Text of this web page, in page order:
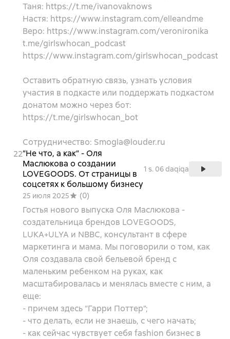
Таня: https://t.me/ivanovaknows
Настя: https://www.instagram.com/elleandme
Веро: https://www.instagram.com/veronironika
t.me/girlswhocan_podcast
https://www.instagram.com/girlswhocan_podcast
Оставить обратную связь, узнать условия
участия в подкасте или поддержать подкастом
донатом можно через бот:
https://t.me/girlswhocan_bot
Сотрудничество: Smogla@louder.ru
22“Не что, а как” - Оля
Маслюкова о создании
LOVEGOODS. От страницы в
соцсетях к большому бизнесу
1 s. 06 daqiqa
25 июля 2025 (0)
Гостья нового выпуска Оля Маслюкова -
создательница брендов LOVEGOODS,
LUKA+ULYA и NBBC, консультант в сфере
маркетинга и мама. Мы поговорили о том, как
Оля создавала свой бельевой бренд с
маленьким ребенком на руках, как
масштабировалась и менялась вместе с ним, а
еще:
- причем здесь “Гарри Поттер”;
- что делать, если не знаешь, c чего начать;
- как сейчас чувствует себя fashion бизнес в